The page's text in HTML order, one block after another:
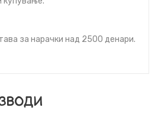
за нарачки над 2500 денари.